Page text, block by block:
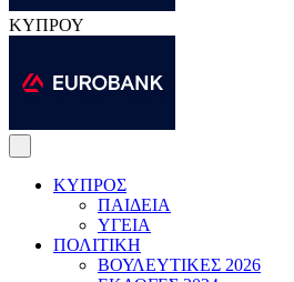
ΚΥΠΡΟΥ
ΚΥΠΡΟΣ
ΠΑΙΔΕΙΑ
ΥΓΕΙΑ
ΠΟΛΙΤΙΚΗ
ΒΟΥΛΕΥΤΙΚΕΣ 2026